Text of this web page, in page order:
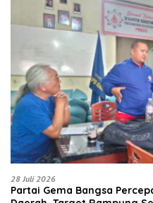
28 Juli 2026
Partai Gema Bangsa